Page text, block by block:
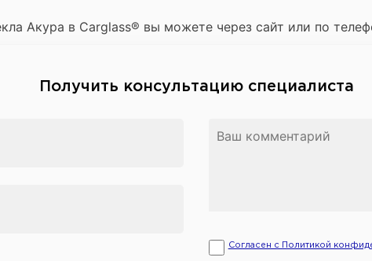
Акура в Carglass® вы можете через сайт или по
Получить консультацию специалиста
Согласен с Политикой